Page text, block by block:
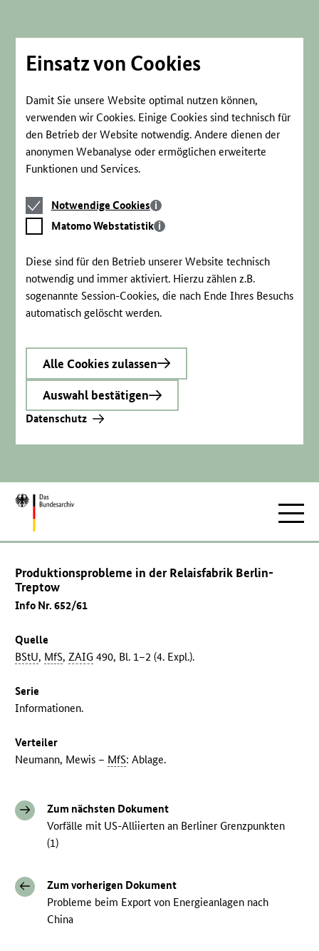
Einsatz von Cookies
Damit Sie unsere Website optimal nutzen können,
verwenden wir Cookies. Einige Cookies sind technisch für
den Betrieb der Website notwendig. Andere dienen der
anonymen Webanalyse oder ermöglichen erweiterte
Funktionen und Services.
Notwendige
Cookies
Notwendige Cookies
Matomo
Webstatistik
Matomo Webstatistik
Diese sind für den Betrieb unserer Website technisch
notwendig und immer aktiviert. Hierzu zählen z.B.
sogenannte Session-Cookies, die nach Ende Ihres Besuchs
automatisch gelöscht werden.
Alle Cookies zulassen
Auswahl bestätigen
Datenschutz
Zur
Produktionsprobleme in der Relaisfabrik Berlin-
Treptow
Info Nr. 652/61
Quelle
BStU, MfS,ZAIG 490, Bl. 1–2 (4. Expl.).
Serie
Informationen.
Verteiler
Neumann, Mewis – MfS: Ablage.
Zum nächsten Dokument
Vorfälle mit US-Alliierten an Berliner Grenzpunkten
(1)
Zum vorherigen Dokument
Probleme beim Export von Energieanlagen nach
China